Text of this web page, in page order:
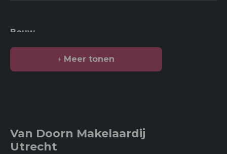
Bouw
Soort bouw
Appartement
Bouwjaar 1969
Woonoppervlakte
85 m2
Meer tonen
Van Doorn Makelaardij
Utrecht